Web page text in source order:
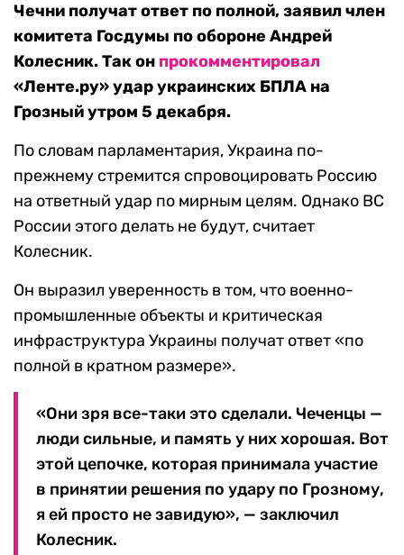
Чечни получат ответ по полной, заявил член
комитета Госдумы по обороне Андрей
Колесник. Так он прокомментировал
«Ленте.ру» удар украинских БПЛА на
Грозный утром 5 декабря.
По словам парламентария, Украина по-
прежнему стремится спровоцировать Россию
на ответный удар по мирным целям. Однако ВС
России этого делать не будут, считает
Колесник.
Он выразил уверенность в том, что военно-
промышленные объекты и критическая
инфраструктура Украины получат ответ «по
полной в кратном размере».
«Они зря все-таки это сделали. Чеченцы —
люди сильные, и память у них хорошая. Вот
этой цепочке, которая принимала участие
в принятии решения по удару по Грозному,
я ей просто не завидую», — заключил
Колесник.